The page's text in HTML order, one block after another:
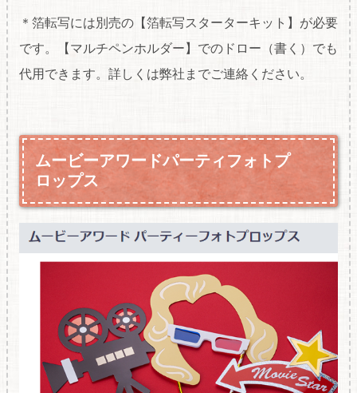
＊箔転写には別売の【箔転写スターターキット】が必要
です。【マルチペンホルダー】でのドロー（書く）でも
代用できます。詳しくは弊社までご連絡ください。
ムービーアワードパーティフォトプ
ロップス